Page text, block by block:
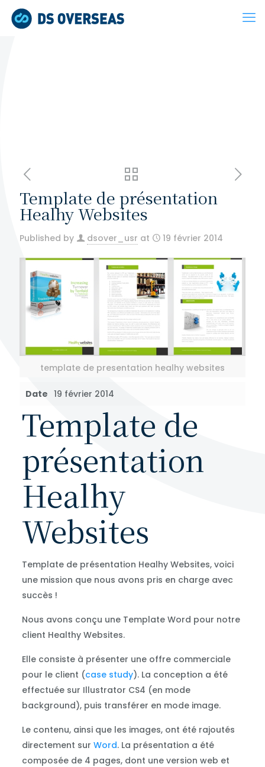
Template de présentation
Healhy Websites
Published by dsover_usr at 19 février 2014
template de presentation healhy websites
Date 19 février 2014
Template de
présentation
Healhy
Websites
Template de présentation Healhy Websites, voici
une mission que nous avons pris en charge avec
succès !
Nous avons conçu une Template Word pour notre
client Healthy Websites.
Elle consiste à présenter une offre commerciale
pour le client (case study). La conception a été
effectuée sur Illustrator CS4 (en mode
background), puis transférer en mode image.
Le contenu, ainsi que les images, ont été rajoutés
directement sur Word. La présentation a été
composée de 4 pages, dont une version web et